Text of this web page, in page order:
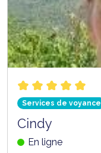
Services de voyance
Cindy
En ligne